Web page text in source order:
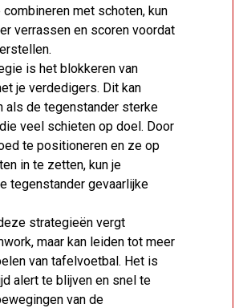
met schoten, kun
verrassen en scoren voordat
is het blokkeren van
je verdedigers. Dit kan
als de tegenstander sterke
veel schieten op doel. Door
te positioneren en ze op
in te zetten, kun je
tegenstander gevaarlijke
strategieën vergt
maar kan leiden tot meer
van tafelvoetbal. Het is
alert te blijven en snel te
van de